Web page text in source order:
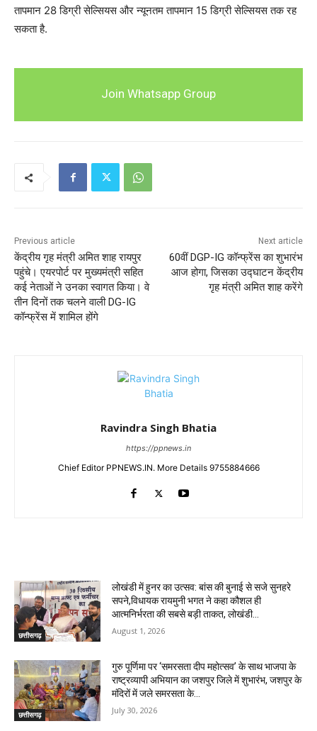
तापमान 28 डिग्री सेल्सियस और न्यूनतम तापमान 15 डिग्री सेल्सियस तक रह
सकता है.
Join Whatsapp Group
Previous article
केंद्रीय गृह मंत्री अमित शाह रायपुर
पहुंचे। एयरपोर्ट पर मुख्यमंत्री सहित
कई नेताओं ने उनका स्वागत किया। वे
तीन दिनों तक चलने वाली DG-IG
कॉन्फ्रेंस में शामिल होंगे
Next article
60वीं DGP-IG कॉन्फ्रेंस का शुभारंभ
आज होगा, जिसका उद्घाटन केंद्रीय
गृह मंत्री अमित शाह करेंगे
Ravindra Singh Bhatia
https://ppnews.in
Chief Editor PPNEWS.IN. More Details 9755884666
छत्तीसगढ़
लोखंडी में हुनर का उत्सव: बांस की बुनाई से सजे सुनहरे
सपने,विधायक रायमुनी भगत ने कहा कौशल ही
आत्मनिर्भरता की सबसे बड़ी ताकत, लोखंडी...
August 1, 2026
छत्तीसगढ़
गुरु पूर्णिमा पर ‘समरसता दीप महोत्सव’ के साथ भाजपा के
राष्ट्रव्यापी अभियान का जशपुर जिले में शुभारंभ, जशपुर के
मंदिरों में जले समरसता के...
July 30, 2026